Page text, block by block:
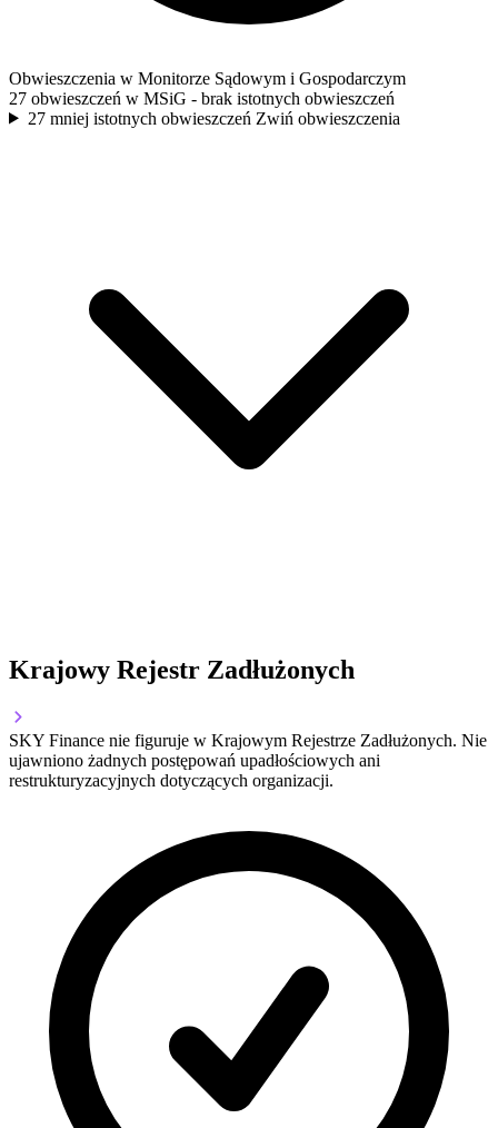
Obwieszczenia w Monitorze Sądowym i Gospodarczym
27 obwieszczeń w MSiG - brak istotnych obwieszczeń
27 mniej istotnych obwieszczeń Zwiń obwieszczenia
Krajowy Rejestr Zadłużonych
SKY Finance nie figuruje w Krajowym Rejestrze Zadłużonych. Nie
ujawniono żadnych postępowań upadłościowych ani
restrukturyzacyjnych dotyczących organizacji.